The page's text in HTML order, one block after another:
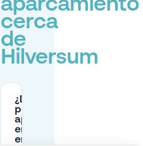
aparcamiento
cerca
de
Hilversum
¿Dónde
puedo
aparcar
en la calle
en